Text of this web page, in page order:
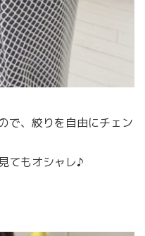
で、絞りを自由にチェン
てもオシャレ♪